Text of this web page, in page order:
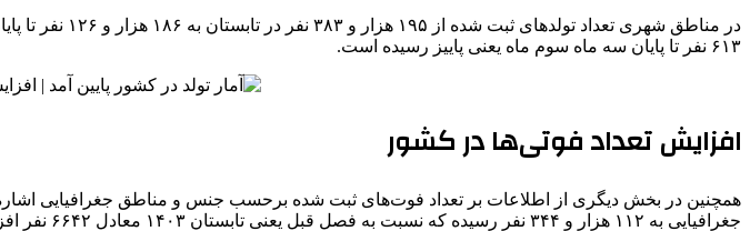
۶۱۳ نفر تا پایان سه ماه سوم ماه یعنی پاییز رسیده است.
افزایش تعداد فوتی‌ها در کشور
همچنین در بخش دیگری از اطلاعات بر تعداد فوت‌های ثبت شده برحسب جنس و مناطق جغرافیایی
جغرافیایی به ۱۱۲ هزار و ۳۴۴ نفر رسیده که نسبت به فصل قبل یعنی تابستان ۱۴۰۳ معادل ۶۶۴۲ نفر افزایش یافته است.